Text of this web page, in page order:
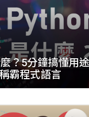
？5分鐘搞懂用
霸程式語言